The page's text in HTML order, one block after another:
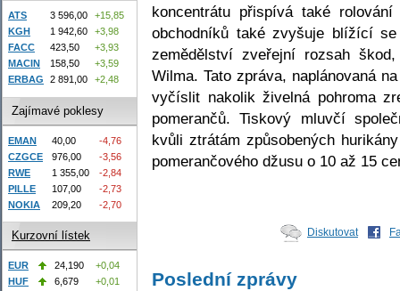
koncentrátu přispívá také
obchodníků také zvyšuje blížící
zemědělství zveřejní rozsah
Wilma. Tato zpráva, naplánovaná
vyčíslit nakolik živelná pohroma
pomerančů. Tiskový mluvčí
kvůli ztrátám způsobených
pomerančového džusu o 10 až 15
Diskutovat
Poslední zprávy
ATS 3 596,00
+15,85
KGH
1 942,60
+3,98
FACC
423,50
+3,93
MACIN
158,50
+3,59
ERBAG
2 891,00 +2,48
Zajímavé poklesy
EMAN 40,00
-4,76
CZGCE
976,00
-3,56
RWE
1 355,00
-2,84
PILLE
107,00
-2,73
NOKIA
209,20 -2,70
Kurzovní lístek
EUR 24,190
+0,04
HUF
6,679
+0,01